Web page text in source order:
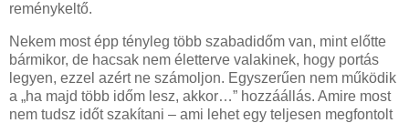
reménykeltő.
Nekem most épp tényleg több szabadidőm van, mint előtte
bármikor, de hacsak nem életterve valakinek, hogy portás
legyen, ezzel azért ne számoljon. Egyszerűen nem működik
a „ha majd több időm lesz, akkor…” hozzáállás. Amire most
nem tudsz időt szakítani – ami lehet egy teljesen megfontolt